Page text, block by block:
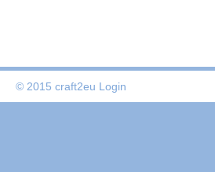
© 2015 craft2eu Login